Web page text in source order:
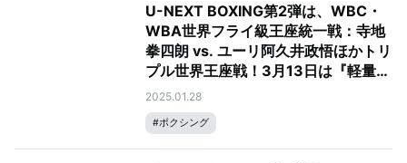
U-NEXT BOXING第2弾は、WBC・
WBA世界フライ級王座統一戦：寺地
拳四朗 vs. ユーリ阿久井政悟ほかトリ
プル世界王座戦！3月13日は『軽量
級、究極の1日』に！──記者会見レポ
ート
2025.01.28
#ボクシング